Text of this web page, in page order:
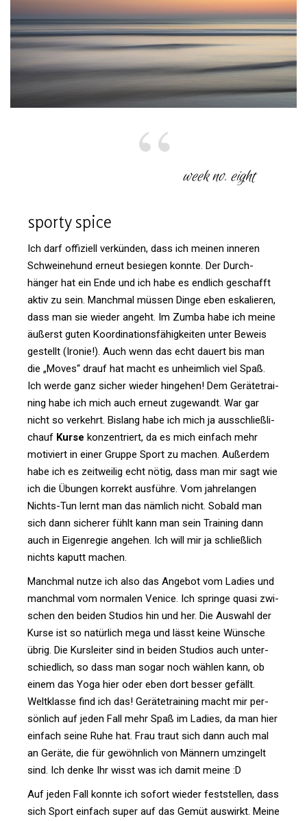
week no. eight
sporty spice
Ich darf offi­ziell ver­künden, dass ich meinen inneren
Schwei­ne­hund erneut besiegen konnte. Der Durch­
hänger hat ein Ende und ich habe es end­lich geschafft
aktiv zu sein. Manchmal müssen Dinge eben eska­lieren,
dass man sie wieder angeht. Im Zumba habe ich meine
äußerst guten Koor­di­na­ti­ons­fä­hig­keiten unter Beweis
gestellt (Ironie!). Auch wenn das echt dauert bis man
die „Moves“ drauf hat macht es unheim­lich viel Spaß.
Ich werde ganz sicher wieder hin­gehen! Dem Gerä­te­trai­
ning habe ich mich auch erneut zuge­wandt. War gar
nicht so ver­kehrt. Bis­lang habe ich mich ja aus­schließ­li­
chauf Kurse kon­zen­triert, da es mich ein­fach mehr
moti­viert in einer Gruppe Sport zu machen. Außerdem
habe ich es zeit­weilig echt nötig, dass man mir sagt wie
ich die Übungen kor­rekt aus­führe. Vom jah­re­langen
Nichts-Tun lernt man das näm­lich nicht. Sobald man
sich dann sicherer fühlt kann man sein Trai­ning dann
auch in Eigen­regie angehen. Ich will mir ja schließ­lich
nichts kaputt machen.
Manchmal nutze ich also das Angebot vom Ladies und
manchmal vom nor­malen Venice. Ich springe quasi zwi­
schen den beiden Stu­dios hin und her. Die Aus­wahl der
Kurse ist so natür­lich mega und lässt keine Wün­sche
übrig. Die Kurs­leiter sind in beiden Stu­dios auch unter­
schied­lich, so dass man sogar noch wählen kann, ob
einem das Yoga hier oder eben dort besser gefällt.
Welt­klasse find ich das! Gerä­te­trai­ning macht mir per­
sön­lich auf jeden Fall mehr Spaß im Ladies, da man hier
ein­fach seine Ruhe hat. Frau traut sich dann auch mal
an Geräte, die für gewöhn­lich von Män­nern umzin­gelt
sind. Ich denke Ihr wisst was ich damit meine :D
Auf jeden Fall konnte ich sofort wieder fest­stellen, dass
sich Sport ein­fach super auf das Gemüt aus­wirkt. Meine